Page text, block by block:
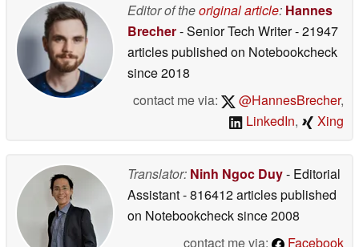
Editor of theoriginal article: Hannes
Brecher- Senior Tech Writer- 21947
articles published on Notebookcheck
since 2018
contact me via:
@HannesBrecher,
LinkedIn, Xing
Translator: Ninh Ngoc Duy- Editorial
Assistant- 816412 articles published
on Notebookchecksince 2008
contact me via:
Facebook